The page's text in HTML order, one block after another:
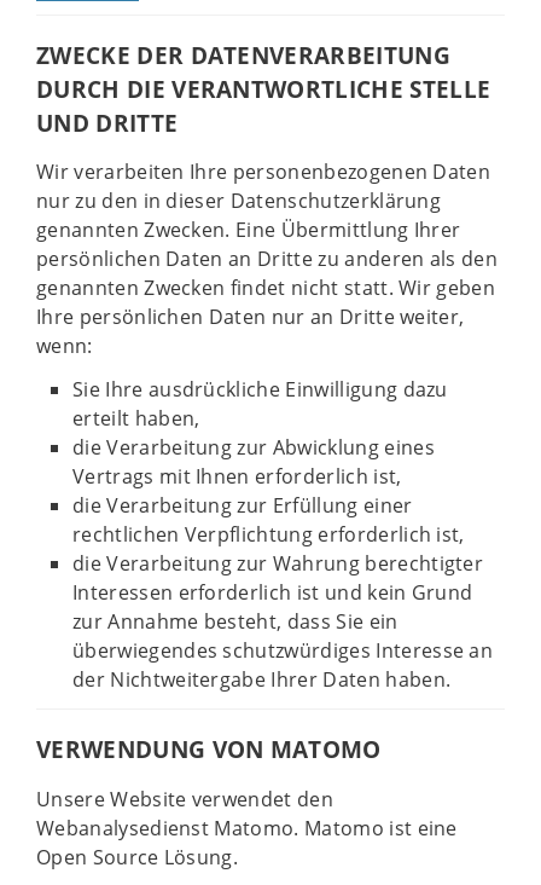
ZWECKE DER DATENVERARBEITUNG
DURCH DIE VERANTWORTLICHE STELLE
UND DRITTE
Wir verarbeiten Ihre personenbezogenen Daten
nur zu den in dieser Datenschutzerklärung
genannten Zwecken. Eine Übermittlung Ihrer
persönlichen Daten an Dritte zu anderen als den
genannten Zwecken findet nicht statt. Wir geben
Ihre persönlichen Daten nur an Dritte weiter,
wenn:
Sie Ihre ausdrückliche Einwilligung dazu
erteilt haben,
die Verarbeitung zur Abwicklung eines
Vertrags mit Ihnen erforderlich ist,
die Verarbeitung zur Erfüllung einer
rechtlichen Verpflichtung erforderlich ist,
die Verarbeitung zur Wahrung berechtigter
Interessen erforderlich ist und kein Grund
zur Annahme besteht, dass Sie ein
überwiegendes schutzwürdiges Interesse an
der Nichtweitergabe Ihrer Daten haben.
VERWENDUNG VON MATOMO
Unsere Website verwendet den
Webanalysedienst Matomo. Matomo ist eine
Open Source Lösung.